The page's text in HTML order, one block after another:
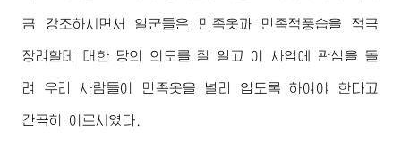
금 강조하시면서 일군들은 민족옷과 민족적풍습을 적극
장려할데 대한 당의 의도를 잘 알고 이 사업에 관심을 돌
려 우리 사람들이 민족옷을 널리 입도록 하여야 한다고
간곡히 이르시였다.